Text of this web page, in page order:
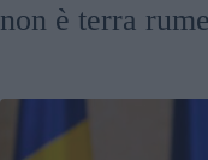
non è terra